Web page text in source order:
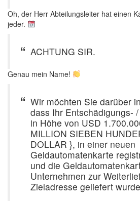
Oh, der Herr Abteilungsleiter hat einen
jeder.
ACHTUNG SIR.
Genau mein Name!
Wir möchten Sie darüber
dass Ihr Entschädigungs-
in Höhe von USD
MILLION SIEBEN
DOLLAR }, in einer neuen
Geldautomatenkarte
und die
Unternehmen zur
Zieladresse geliefert